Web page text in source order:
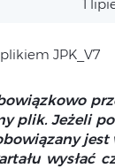
1
JPK_V7
plik. Jeżeli
jest
wysłać